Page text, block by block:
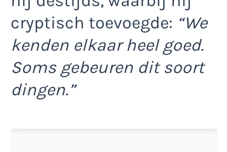
cryptisch toevoegde: “We
kenden elkaar heel goed.
Soms gebeuren dit soort
dingen.”